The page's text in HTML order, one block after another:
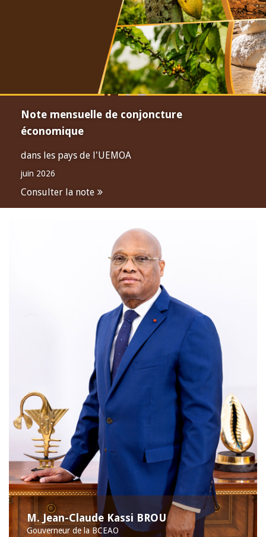
Note mensuelle de conjoncture
économique
dans les pays de l'UEMOA
juin 2026
Consulter la note
M. Jean-Claude Kassi BROU
Gouverneur de la BCEAO